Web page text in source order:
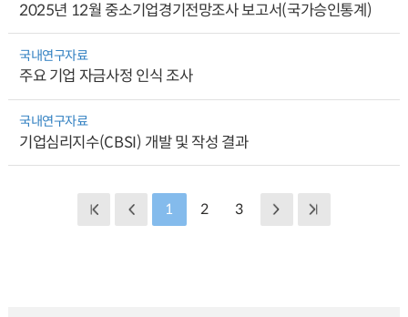
2025년 12월 중소기업경기전망조사 보고서(국가승인통계)
국내연구자료
주요 기업 자금사정 인식 조사
국내연구자료
기업심리지수(CBSI) 개발 및 작성 결과
1 2 3